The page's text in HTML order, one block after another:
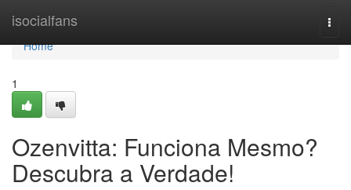
isocialfans
Home
Home
1
Ozenvitta: Funciona Mesmo?
Descubra a Verdade!